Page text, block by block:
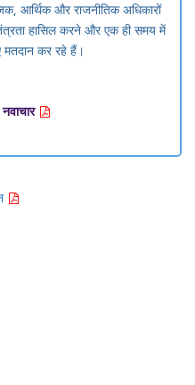
आर्थिक और राजनीतिक अधिकारों
हासिल करने और एक ही समय में
मतदान कर रहे हैं।